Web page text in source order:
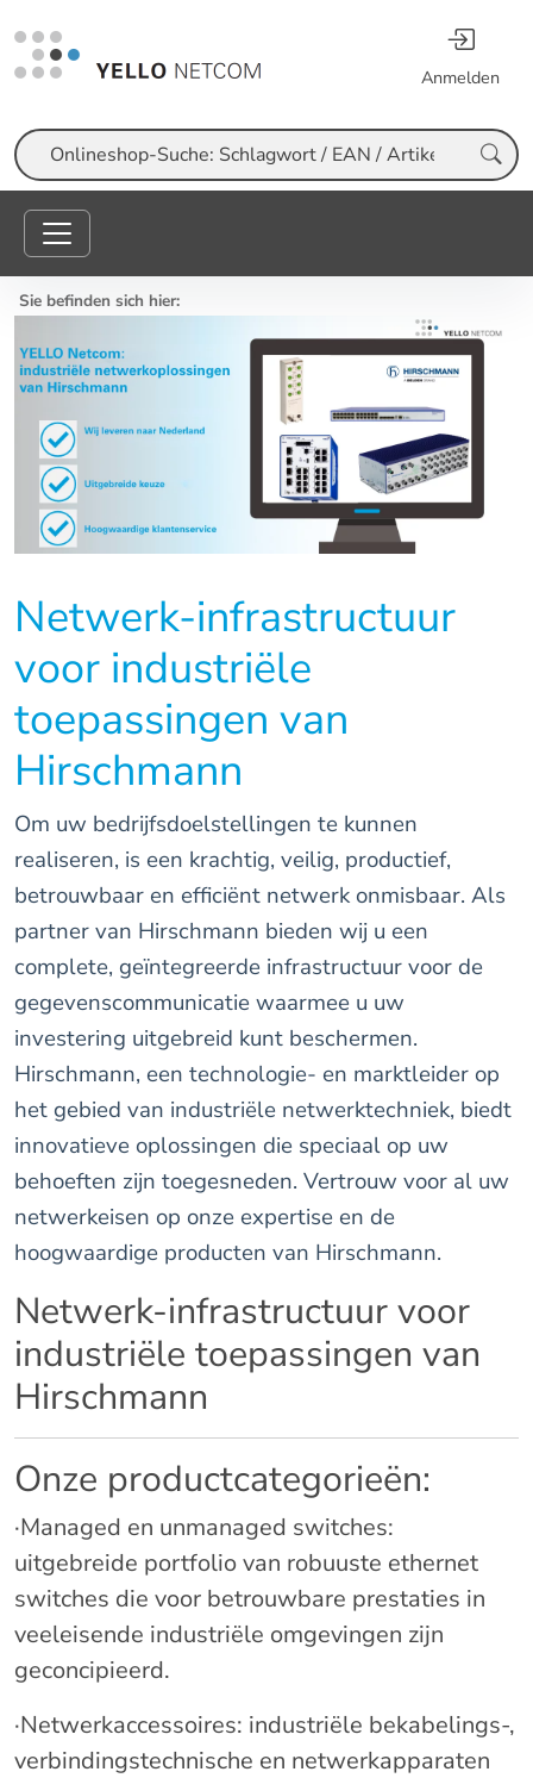
Anmelden
Suche
Sie befinden sich hier:
Netwerk-infrastructuur
voor industriële
toepassingen van
Hirschmann
Om uw bedrijfsdoelstellingen te kunnen
realiseren, is een krachtig, veilig, productief,
betrouwbaar en efficiënt netwerk onmisbaar. Als
partner van Hirschmann bieden wij u een
complete, geïntegreerde infrastructuur voor de
gegevenscommunicatie waarmee u uw
investering uitgebreid kunt beschermen.
Hirschmann, een technologie- en marktleider op
het gebied van industriële netwerktechniek, biedt
innovatieve oplossingen die speciaal op uw
behoeften zijn toegesneden. Vertrouw voor al uw
netwerkeisen op onze expertise en de
hoogwaardige producten van Hirschmann.
Netwerk-infrastructuur voor
industriële toepassingen van
Hirschmann
Onze productcategorieën:
·Managed en unmanaged switches:
uitgebreide portfolio van robuuste ethernet
switches die voor betrouwbare prestaties in
veeleisende industriële omgevingen zijn
geconcipieerd.
·Netwerkaccessoires: industriële bekabelings-,
verbindingstechnische en netwerkapparaten